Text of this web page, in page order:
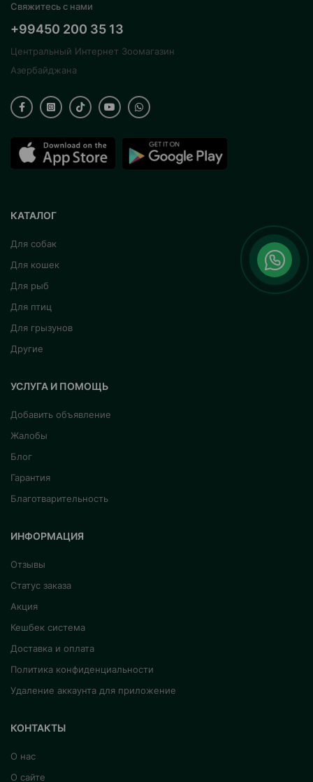
Свяжитесь с нами
+99450 200 35 13
Центральный Интернет Зоомагазин
Азербайджана
КАТАЛОГ
Для собак
Для кошек
Для рыб
Для птиц
Для грызунов
Другие
УСЛУГА И ПОМОЩЬ
Добавить объявление
Жалобы
Блог
Гарантия
Благотварительность
ИНФОРМАЦИЯ
Отзывы
Статус заказа
Акция
Кешбек система
Доставка и оплата
Политика конфиденциальности
Удаление аккаунта для приложение
КОНТАКТЫ
О нас
О сайте